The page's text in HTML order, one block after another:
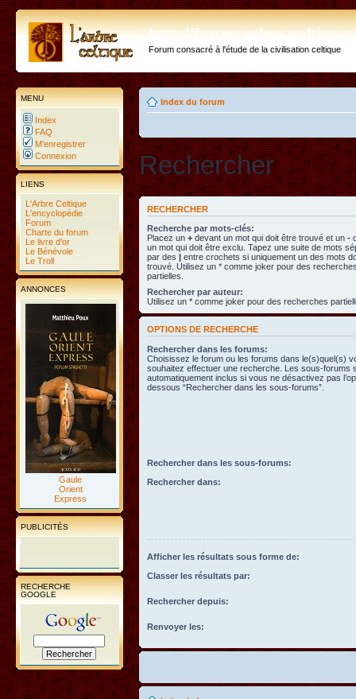
http://forum.arbre-
Forum consacré à l'étude de la civilisation celtique
MENU
Index
FAQ
M’enregistrer
Connexion
LIENS
L'Arbre Celtique
L'encyclopédie
Forum
Charte du forum
Le livre d'or
Le Bénévole
Le Troll
ANNONCES
Gaule
Orient
Express
PUBLICITÉS
RECHERCHE
GOOGLE
Index du forum
Rechercher
RECHERCHER
Recherche par mots-clés:
Placez un + devant un mot qui doit être trouvé et un -
un mot qui doit être exclu. Tapez une suite de mots
par des | entre crochets si uniquement un des mots
trouvé. Utilisez un * comme joker pour des
partielles.
Rechercher par auteur:
Utilisez un * comme joker pour des recherches
OPTIONS DE RECHERCHE
Rechercher dans les forums:
Choisissez le forum ou les forums dans le(s)quel(s)
souhaitez effectuer une recherche. Les sous-forums
automatiquement inclus si vous ne désactivez pas
dessous “Rechercher dans les sous-forums”.
Rechercher dans les sous-forums:
Rechercher dans:
Afficher les résultats sous forme de:
Classer les résultats par:
Rechercher depuis:
Renvoyer les: